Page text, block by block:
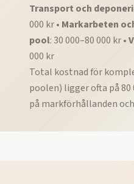
Transport och
000 kr • Markarbeten
pool: 30 000–80 000 kr •
000 kr
Total kostnad för
poolen) ligger ofta på 80
på markförhållanden